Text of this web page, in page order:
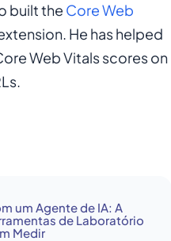
built the Core Web
He has helped
Web Vitals scores on
um Agente de IA: A
de Laboratório
Medir